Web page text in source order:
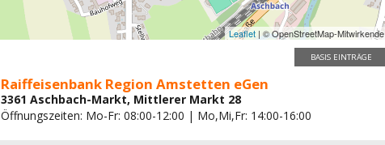
Leaflet | © OpenStreetMap-Mitwirkende
BASIS EINTRÄGE
Raiffeisenbank Region Amstetten eGen
3361 Aschbach-Markt, Mittlerer Markt 28
Öffnungszeiten: Mo-Fr: 08:00-12:00 | Mo,Mi,Fr: 14:00-16:00